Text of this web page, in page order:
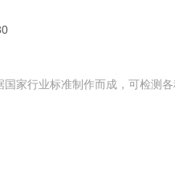
家行业标准制作而成，可检测